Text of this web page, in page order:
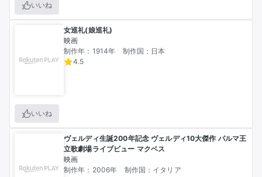
いいね
女巡礼(娘巡礼)
映画
制作年：1914年
制作国：日本
4.5
いいね
ヴェルディ生誕200年記念 ヴェルディ10大傑作 パルマ王
立歌劇場ライブビュー マクベス
映画
制作年：2006年
制作国：イタリア